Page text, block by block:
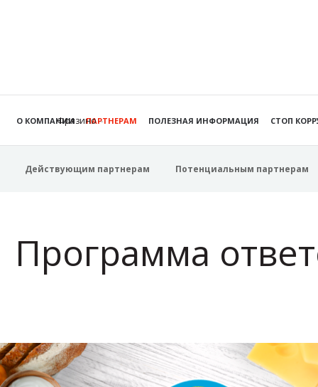
Фрязино
О КОМПАНИИ ПАРТНЕРАМ ПОЛЕЗНАЯ ИНФОРМАЦИЯ СТОП
Действующим партнерам Потенциальным партнерам
Программа